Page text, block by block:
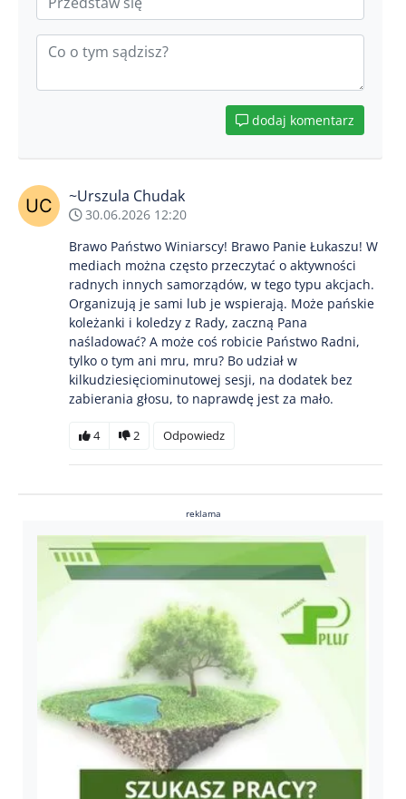
dodaj komentarz
~Urszula Chudak
30.06.2026 12:20
Brawo Państwo Winiarscy! Brawo Panie Łukaszu! W
mediach można często przeczytać o aktywności
radnych innych samorządów, w tego typu akcjach.
Organizują je sami lub je wspierają. Może pańskie
koleżanki i koledzy z Rady, zaczną Pana
naśladować? A może coś robicie Państwo Radni,
tylko o tym ani mru, mru? Bo udział w
kilkudziesięciominutowej sesji, na dodatek bez
zabierania głosu, to naprawdę jest za mało.
4 2 Odpowiedz
reklama